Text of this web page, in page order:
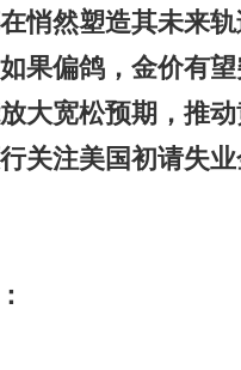
悄然塑造其未来
果偏鸽，金价有
大宽松预期，推
关注美国初请失